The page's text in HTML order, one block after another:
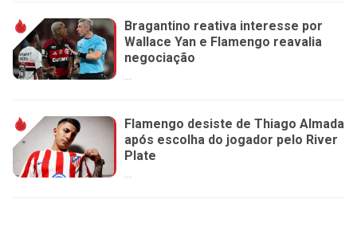
Bragantino reativa interesse por
Wallace Yan e Flamengo reavalia
negociação
Flamengo desiste de Thiago Almada
após escolha do jogador pelo River
Plate
...